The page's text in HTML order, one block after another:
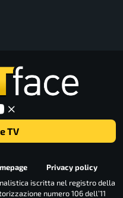
TV
Privacy policy
iscritta nel registro della
numero 106 dell’11